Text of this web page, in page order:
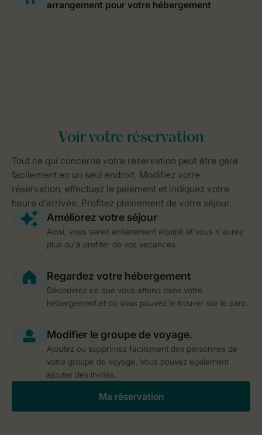
Ainsi, vous serez entièrement équipé et vous n'aurez
plus qu'à profiter de vos vacances.
Découvrez ce que vous attend dans votre
hébergement et où vous pouvez le trouver sur le parc.
Ajoutez ou supprimez facilement des personnes de
votre groupe de voyage. Vous pouvez également
ajouter des invités.
Ma réservation